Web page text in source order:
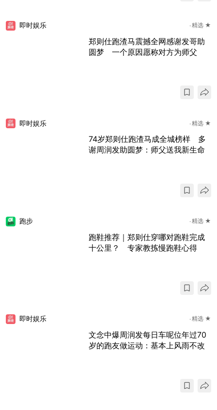
即时娱乐 精选 ★
郑则仕跑渣马震撼全网感谢发哥助
圆梦 一个原因愿称对方为师父
即时娱乐 精选 ★
74岁郑则仕跑渣马成全城榜样 多
谢周润发助圆梦：师父送我新生命
跑步 精选 ★
跑鞋推荐｜郑则仕穿哪对跑鞋完成
十公里？ 专家教拣慢跑鞋心得
即时娱乐 精选 ★
文念中爆周润发每日车呢位年过70
岁的跑友做运动：基本上风雨不改